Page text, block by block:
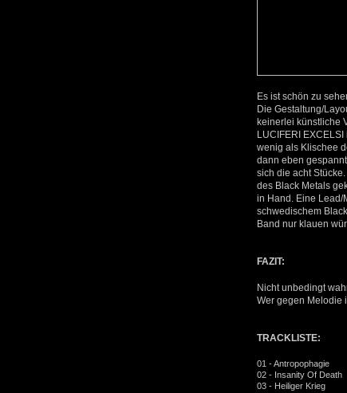
Es ist schön zu
Die Gestaltung/
keinerlei künstliche
LUCIFERI
wenig als Klischee
dann eben
sich die acht
des Black Metals
in Hand. Eine Lead/
schwedischem
Band nur klauen
FAZIT:
Nicht unbedingt
Wer gegen Melodie
TRACKLISTE:
01 - Antropophagie
02 - Insanity Of Death
03 - Heiliger Krieg